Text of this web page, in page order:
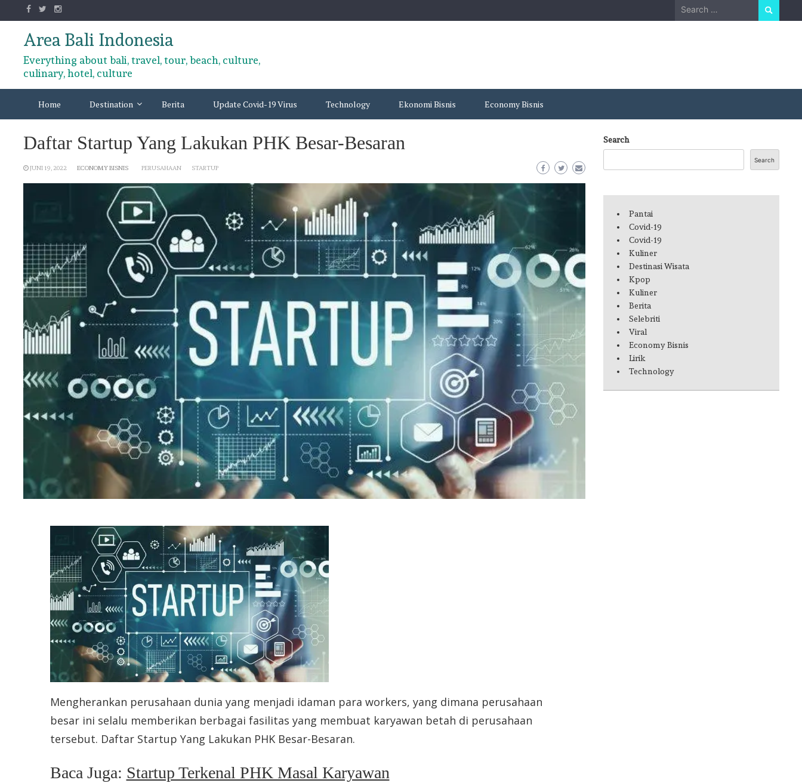
to
content
Search
for:
Area Bali Indonesia
Everything about bali, travel, tour, beach, culture,
culinary, hotel, culture
Home Destination Berita Update Covid-19 Virus Technology Ekonomi Bisnis Economy Bisnis
Daftar Startup Yang Lakukan PHK Besar-Besaran
JUNI 19, 2022 ECONOMY BISNIS PERUSAHAAN STARTUP
Mengherankan perusahaan dunia yang menjadi idaman para workers, yang dimana perusahaan
besar ini selalu memberikan berbagai fasilitas yang membuat karyawan betah di perusahaan
tersebut. Daftar Startup Yang Lakukan PHK Besar-Besaran.
Baca Juga: Startup Terkenal PHK Masal Karyawan
Search
Search
Pantai
Covid-19
Covid-19
Kuliner
Destinasi Wisata
Kpop
Kuliner
Berita
Selebriti
Viral
Economy Bisnis
Lirik
Technology